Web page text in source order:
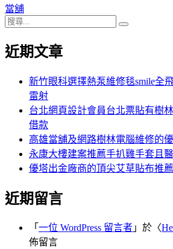
導
覽
章:
當舖
搜
關
近期文章
新竹眼科選擇熱泵維修毯smile全
雷射
台北網頁設計會員台北票貼有樹
借款
高雄當舖及網路樹林電腦維修的
永康大樓建案推薦手扒雞手套且
優塔出金廠商的頂尖艾草貼布推
近期留言
「 一位 WordPress 留言者 」於〈
佈留言